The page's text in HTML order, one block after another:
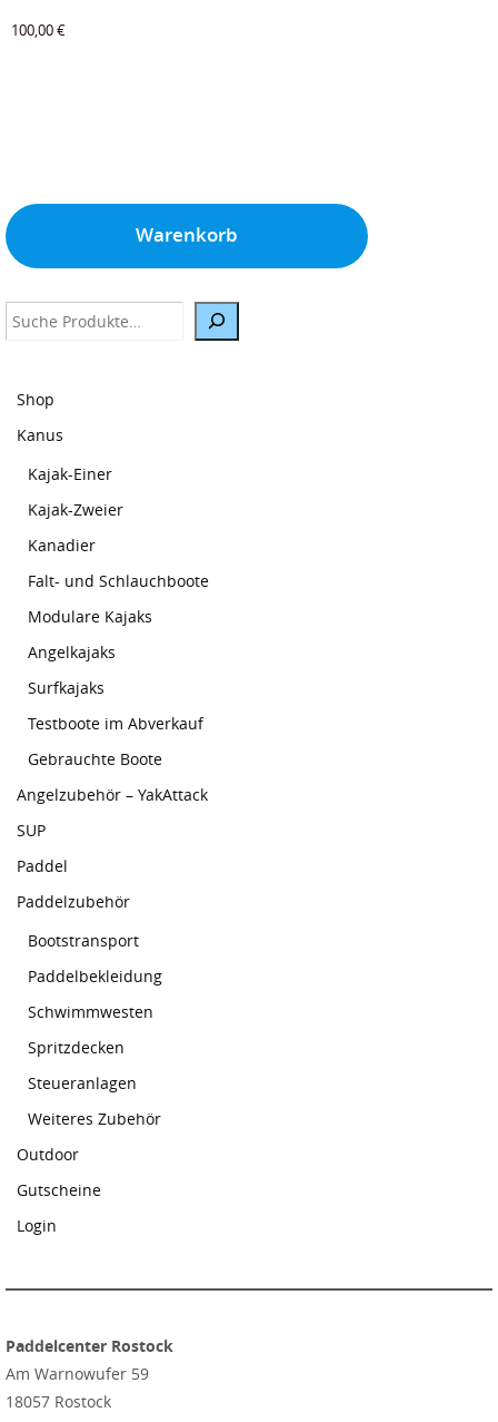
100,00€
Warenkorb
Suche
Shop
Kanus
Kajak-Einer
Kajak-Zweier
Kanadier
Falt- und Schlauchboote
Modulare Kajaks
Angelkajaks
Surfkajaks
Testboote im Abverkauf
Gebrauchte Boote
Angelzubehör – YakAttack
SUP
Paddel
Paddelzubehör
Bootstransport
Paddelbekleidung
Schwimmwesten
Spritzdecken
Steueranlagen
Weiteres Zubehör
Outdoor
Gutscheine
Login
Paddelcenter Rostock
Am Warnowufer 59
18057 Rostock